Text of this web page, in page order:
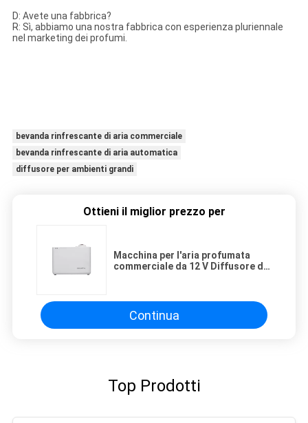
D: Avete una fabbrica?
R: Sì, abbiamo una nostra fabbrica con esperienza pluriennale
nel marketing dei profumi.
bevanda rinfrescante di aria commerciale
bevanda rinfrescante di aria automatica
diffusore per ambienti grandi
Ottieni il miglior prezzo per
Macchina per l'aria profumata
commerciale da 12 V Diffusore di
Continua
Top Prodotti